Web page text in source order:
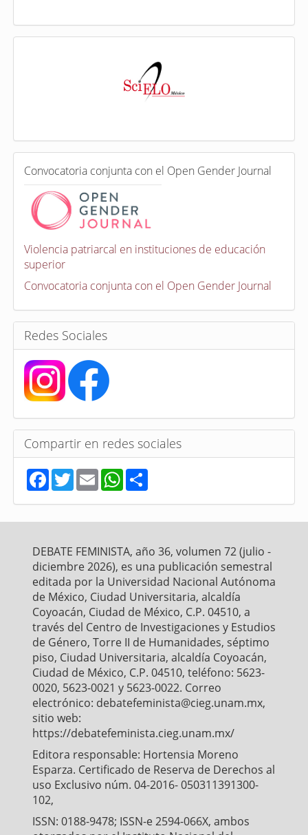
a
e
n
C
o
o
a
t
o
r
a
s
Convocatoria conjunta con el Open Gender Journal
Violencia patriarcal en instituciones de educación
superior
Convocatoria conjunta con el Open Gender Journal
Redes Sociales
Compartir en redes sociales
F
a
e
b
k
T
w
t
t
E
m
i
l
W
h
t
s
p
S
h
r
e
DEBATE FEMINISTA, año 36, volumen 72 (julio -
diciembre 2026), es una publicación semestral
editada por la Universidad Nacional Autónoma
de México, Ciudad Universitaria, alcaldía
Coyoacán, Ciudad de México, C.P. 04510, a
través del Centro de Investigaciones y Estudios
de Género, Torre II de Humanidades, séptimo
piso, Ciudad Universitaria, alcaldía Coyoacán,
Ciudad de México, C.P. 04510, teléfono: 5623-
0020, 5623-0021 y 5623-0022. Correo
electrónico: debatefeminista@cieg.unam.mx,
sitio web:
https://debatefeminista.cieg.unam.mx/
Editora responsable: Hortensia Moreno
Esparza. Certificado de Reserva de Derechos al
uso Exclusivo núm. 04-2016- 050311391300-
102,
ISSN: 0188-9478; ISSN-e 2594-066X, ambos